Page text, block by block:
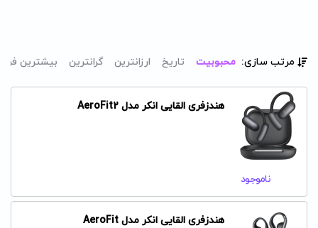
مرتب سازی: محبوبیت تاریخ ارزانترین گرانترین بیشترین
هندزفری القایی انکر مدل AeroFit2
ناموجود
هندزفری القایی انکر مدل AeroFit